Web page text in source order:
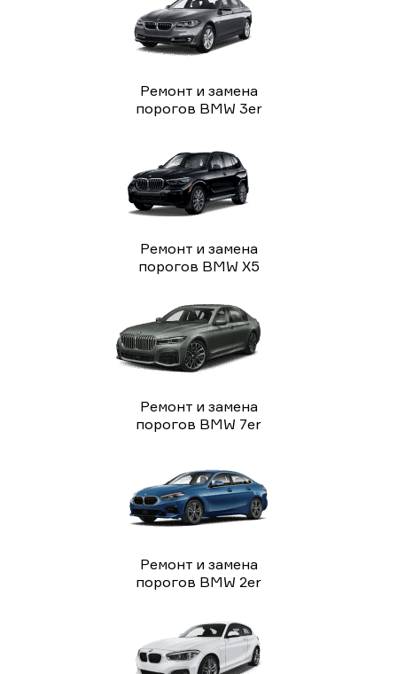
Ремонт и замена
порогов BMW 3er
Ремонт и замена
порогов BMW X5
Ремонт и замена
порогов BMW 7er
Ремонт и замена
порогов BMW 2er